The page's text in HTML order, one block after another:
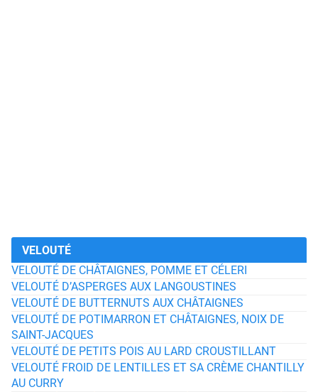
VELOUTÉ
VELOUTÉ DE CHÂTAIGNES, POMME ET CÉLERI
VELOUTÉ D’ASPERGES AUX LANGOUSTINES
VELOUTÉ DE BUTTERNUTS AUX CHÂTAIGNES
VELOUTÉ DE POTIMARRON ET CHÂTAIGNES, NOIX DE
SAINT-JACQUES
VELOUTÉ DE PETITS POIS AU LARD CROUSTILLANT
VELOUTÉ FROID DE LENTILLES ET SA CRÈME CHANTILLY
AU CURRY